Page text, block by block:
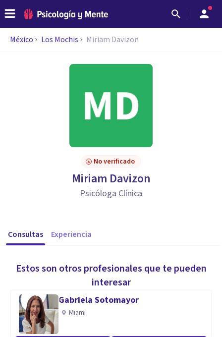
México Los Mochis Miriam Davizon
No verificado
Miriam Davizon
Psicóloga Clínica
Consultas Experiencia
Estos son otros profesionales que te pueden
interesar
Gabriela Sotomayor
Miami